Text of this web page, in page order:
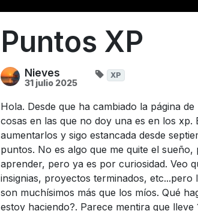
Puntos XP
Nieves
31 julio 2025
XP
Hola. Desde que ha cambiado la página
cosas en las que no doy una es en los
aumentarlos y sigo estancada desde
puntos. No es algo que me quite el
aprender, pero ya es por curiosidad. Veo
insignias, proyectos terminados,
son muchísimos más que los míos. Qué
estoy haciendo?. Parece mentira que